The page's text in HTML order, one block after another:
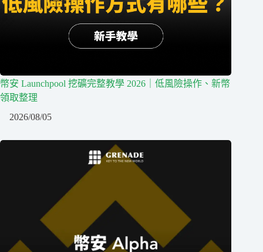
幣安 Launchpool 挖礦完整教學 2026｜低風險操作、新幣
領取整理
2026/08/05